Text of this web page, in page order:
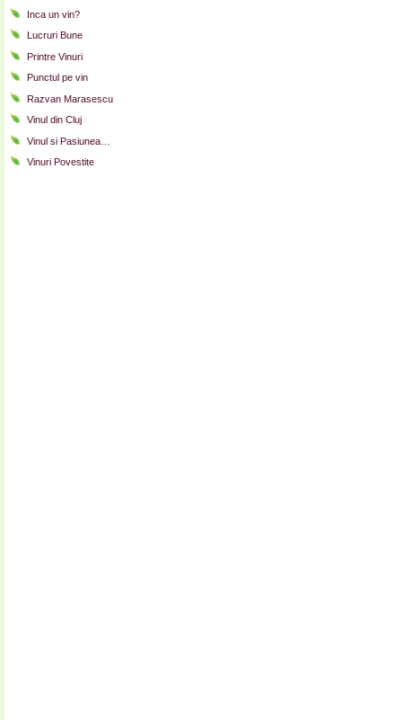
Inca un vin?
Lucruri Bune
Printre Vinuri
Punctul pe vin
Razvan Marasescu
Vinul din Cluj
Vinul si Pasiunea…
Vinuri Povestite